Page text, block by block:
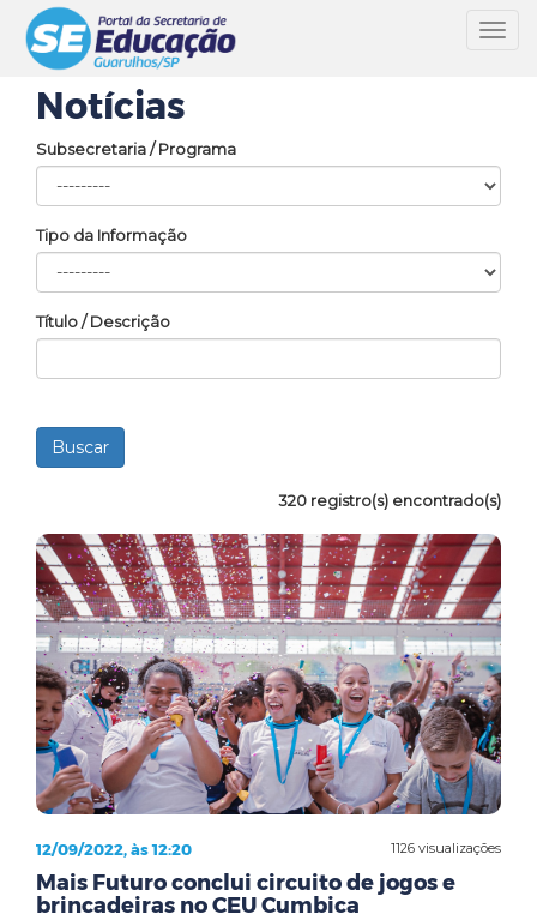
Notícias
Subsecretaria / Programa
Tipo da Informação
Título / Descrição
320 registro(s) encontrado(s)
1126 visualizações
12/09/2022, às 12:20
Mais Futuro conclui circuito de jogos e
brincadeiras no CEU Cumbica